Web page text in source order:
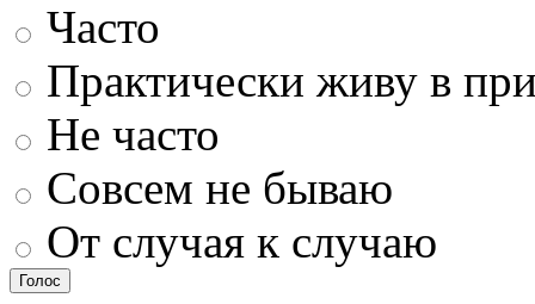
Часто
Практически живу в
Не часто
Совсем не бываю
От случая к случаю
Голос